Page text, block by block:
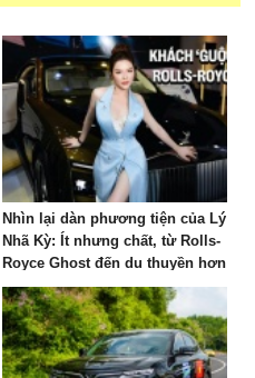
Nhìn lại dàn phương tiện của Lý
Nhã Kỳ: Ít nhưng chất, từ Rolls-
Royce Ghost đến du thuyền hơn
100 tỷ đồng